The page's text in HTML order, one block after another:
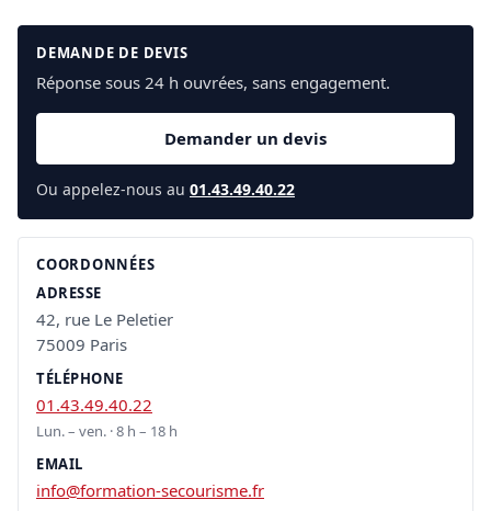
DEMANDE DE DEVIS
Réponse sous 24 h ouvrées, sans engagement.
Demander un devis
Ou appelez-nous au 01.43.49.40.22
COORDONNÉES
ADRESSE
42, rue Le Peletier
75009 Paris
TÉLÉPHONE
01.43.49.40.22
Lun. – ven. · 8 h – 18 h
EMAIL
info@formation-secourisme.fr